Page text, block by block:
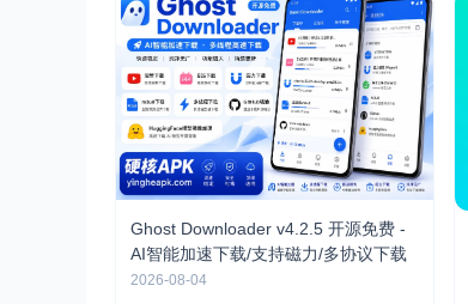
Ghost Downloader v4.2.5 开源免费 -
AI智能加速下载/支持磁力/多协议下载
2026-08-04